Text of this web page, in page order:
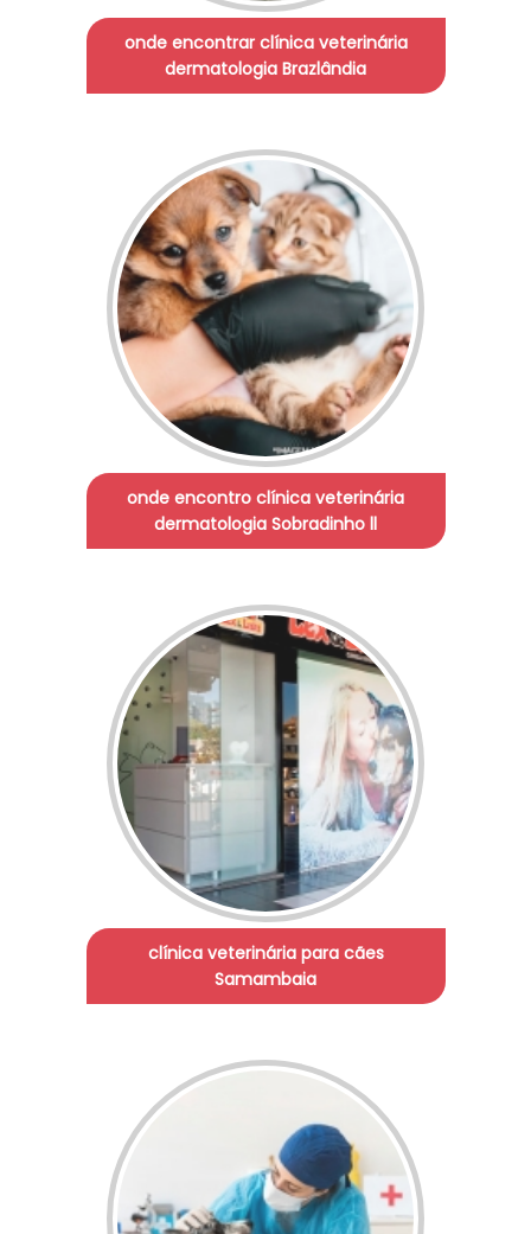
onde encontrar clínica veterinária
dermatologia Brazlândia
onde encontro clínica veterinária
dermatologia Sobradinho ll
clínica veterinária para cães
Samambaia